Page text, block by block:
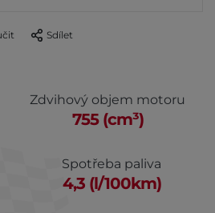
Sdílet
Zdvihový objem motoru
755 (cm³)
Spotřeba paliva
4,3 (l/100km)